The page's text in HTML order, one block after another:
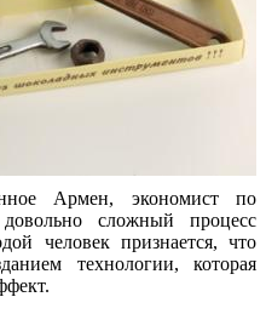
Армен, экономист по
сложный процесс
человек признается, что
технологии, которая